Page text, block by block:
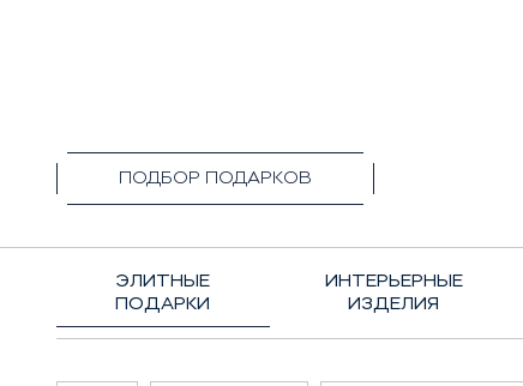
ПОДБОР ПОДАРКОВ
ЭЛИТНЫЕ
ПОДАРКИ
ИНТЕРЬЕРНЫЕ
ИЗДЕЛИЯ